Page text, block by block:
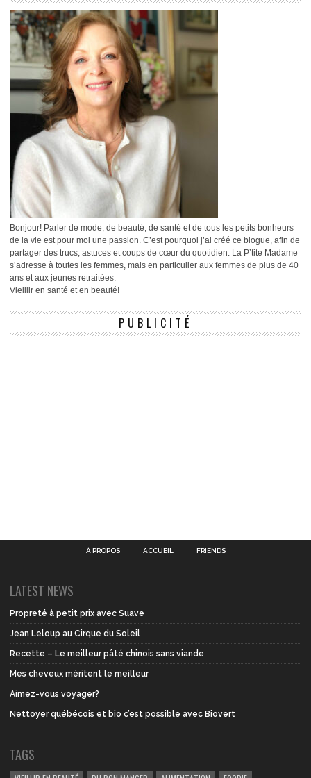
Bonjour! Parler de mode, de beauté, de santé et de tous les petits bonheurs
de la vie est pour moi une passion. C’est pourquoi j’ai créé ce blogue, afin de
partager des trucs, astuces et coups de cœur du quotidien. La P’tite Madame
s’adresse à toutes les femmes, mais en particulier aux femmes de plus de 40
ans et aux jeunes retraitées.
Vieillir en santé et en beauté!
PUBLICITÉ
À PROPOS ACCUEIL FRIENDS
LATEST NEWS
Propreté à petit prix avec Suave
Jean Leloup au Cirque du Soleil
Recette – Le meilleur pâté chinois sans viande
Mes cheveux méritent le meilleur
Aimez-vous voyager?
Nettoyer québécois et bio c’est possible avec Biovert
TAGS